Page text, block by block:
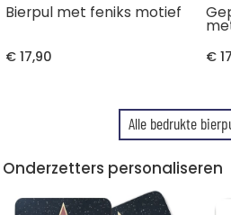
Bierpul met feniks motief
€ 17,90 €
Alle bedrukte
Onderzetters personaliseren